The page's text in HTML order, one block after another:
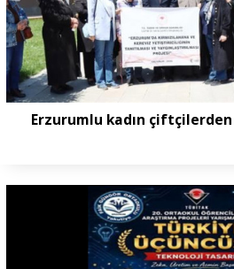
Erzurumlu kadın çiftçilerden